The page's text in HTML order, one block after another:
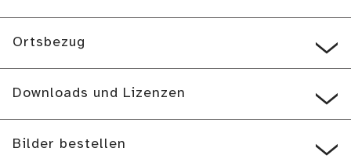
Ortsbezug
Downloads und Lizenzen
Bilder bestellen